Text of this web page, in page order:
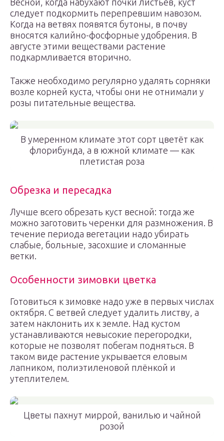
Весной, когда набухают почки листьев, куст
следует подкормить перепревшим навозом.
Когда на ветвях появятся бутоны, в почву
вносятся калийно-фосфорные удобрения. В
августе этими веществами растение
подкармливается вторично.
Также необходимо регулярно удалять сорняки
возле корней куста, чтобы они не отнимали у
розы питательные вещества.
В умеренном климате этот сорт цветёт как
флорибунда, а в южной климате — как
плетистая роза
Обрезка и пересадка
Лучше всего обрезать куст весной: тогда же
можно заготовить черенки для размножения. В
течение периода вегетации надо убирать
слабые, больные, засохшие и сломанные
ветки.
Особенности зимовки цветка
Готовиться к зимовке надо уже в первых числах
октября. С ветвей следует удалить листву, а
затем наклонить их к земле. Над кустом
устанавливаются невысокие перегородки,
которые не позволят побегам подняться. В
таком виде растение укрывается еловым
лапником, полиэтиленовой плёнкой и
утеплителем.
Цветы пахнут миррой, ванилью и чайной
розой